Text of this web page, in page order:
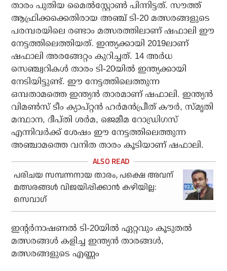
താരം പുതിയ മൈല്‍സ്റ്റോണ്‍ പിന്നിട്ടത്. സൗത്ത്
ആഫ്രിക്കക്കെതിരായ അഞ്ച് ടി-20 മത്സരങ്ങളുടെ
പരമ്പരയിലെ രണ്ടാം മത്സരത്തിലാണ് ഷഫാലി ഈ
നേട്ടത്തിലെത്തിയത്. ഇന്ത്യക്കായി 2019ലാണ്
ഷഫാലി അരങ്ങേറ്റം കുറിച്ചത്. 14 അര്‍ധ
സെഞ്ച്വറികള്‍ താരം ടി-20യില്‍ ഇന്ത്യക്കായി
നേടിയിട്ടുണ്ട്. ഈ നേട്ടത്തിലെത്തുന്ന
ഒമ്പതാമത്തെ ഇന്ത്യന്‍ താരമാണ് ഷഫാലി. ഇന്ത്യന്‍
വിമണ്‍സ് ടീം ക്യാപ്റ്റന്‍ ഹര്‍മന്‍പ്രീത് കൗര്‍, സ്മൃതി
മന്ഥാന, ദീപ്തി ശര്‍മ, ജെമീമ റോഡ്രിഗസ്
എന്നിവര്‍ക്ക് ശേഷം ഈ നേട്ടത്തിലെത്തുന്ന
അഞ്ചാമത്തെ വനിത താരം കൂടിയാണ് ഷഫാലി.
പരിചയ സമ്പന്നനായ താരം, പക്ഷെ അവന്
മത്സരങ്ങള്‍ വിജയിപ്പിക്കാന്‍ കഴിയില്ല:
സെവാഗ്
ഇന്റര്‍നാഷണല്‍ ടി-20യില്‍ ഏറ്റവും കൂടുതല്‍
മത്സരങ്ങള്‍ കളിച്ച ഇന്ത്യന്‍ താരങ്ങള്‍,
മത്സരങ്ങളുടെ എണ്ണം